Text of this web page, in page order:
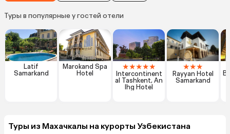
Туры в популярные у гостей отели
Latif
Samarkand
Marokand Spa
Hotel
★★★★★
Intercontinent
al Tashkent, An
Ihg Hotel
★★★
Rayyan Hotel
Samarkand
Туры из Махачкалы на курорты Узбекистана